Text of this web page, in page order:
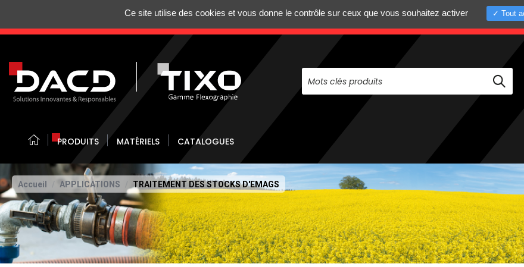
N'HÉSITEZ PAS À NOUS CONTACTER AU +33 (0)4 75 58
PRODUITS MATÉRIELS CATALOGUES
Accueil APPLICATIONS TRAITEMENT DES STOCKS D'EMAGS
Ce site utilise des cookies et vous donne le contrôle sur ceux que vous souhaitez activer Tout